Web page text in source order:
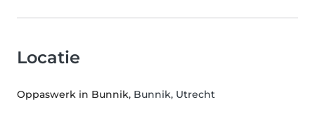
Locatie
Oppaswerk in Bunnik, Bunnik, Utrecht